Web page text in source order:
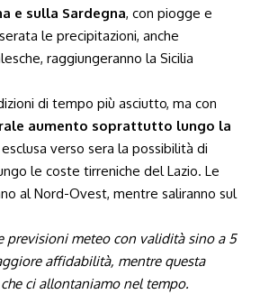
e sulla Sardegna, con piogge e
le precipitazioni, anche
raggiungeranno la Sicilia
di tempo più asciutto, ma con
aumento soprattutto lungo la
esclusa verso sera la possibilità di
le coste tirreniche del Lazio. Le
al Nord-Ovest, mentre saliranno sul
previsioni meteo con validità sino a 5
affidabilità, mentre questa
ci allontaniamo nel tempo.